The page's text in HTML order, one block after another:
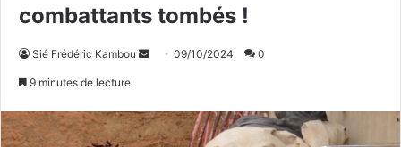
combattants tombés !
Sié Frédéric Kambou
o
y
09/10/2024 0
9 minutes de lecture